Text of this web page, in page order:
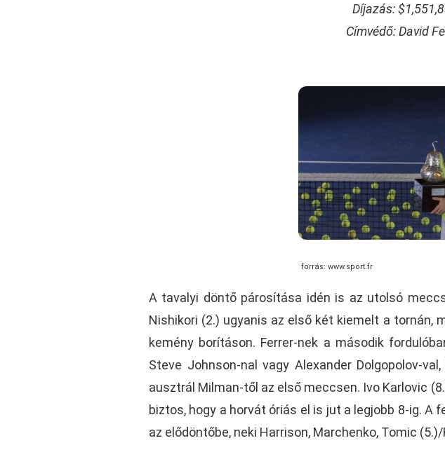
Díjazás:
Címvédő: David
forrás: www.sport.fr
A tavalyi döntő párosítása idén is az utolsó
Nishikori (2.) ugyanis az első két kiemelt a tornán,
kemény borításon. Ferrer-nek a második
Steve Johnson-nal vagy Alexander Dolgopolov-
ausztrál Milman-től az első meccsen. Ivo Karlovic
biztos, hogy a horvát óriás el is jut a legjobb 8-ig. A
az elődöntőbe, neki Harrison, Marchenko, Tomic